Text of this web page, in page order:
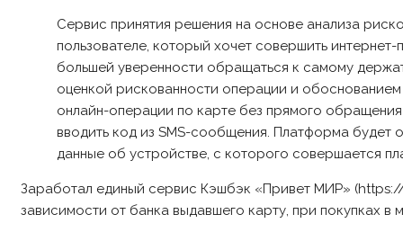
Сервис принятия решения на основе анализа
пользователе, который хочет совершить
большей уверенности обращаться к самому
оценкой рискованности операции и
онлайн-операции по карте без прямого
вводить код из SMS-сообщения. Платформа будет
данные об устройстве, с которого совершается
Заработал единый сервис Кэшбэк «Привет МИР»
зависимости от банка выдавшего карту, при покупках в